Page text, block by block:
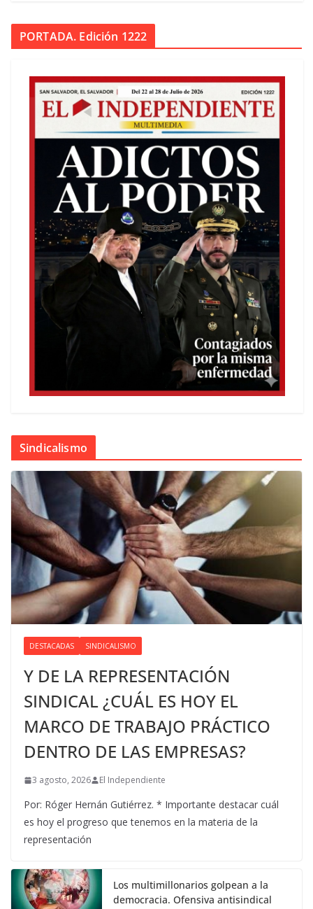
PORTADA. Edición 1222
Sindicalismo
DESTACADAS SINDICALISMO
Y DE LA REPRESENTACIÓN
SINDICAL ¿CUÁL ES HOY EL
MARCO DE TRABAJO PRÁCTICO
DENTRO DE LAS EMPRESAS?
3 agosto, 2026 El Independiente
Por: Róger Hernán Gutiérrez. * Importante destacar cuál
es hoy el progreso que tenemos en la materia de la
representación
Los multimillonarios golpean a la
democracia. Ofensiva antisindical